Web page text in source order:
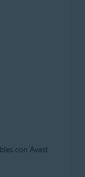
con Avast